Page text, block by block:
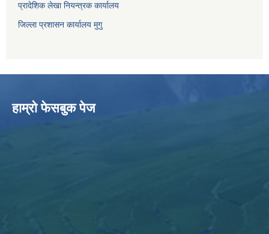
प्रादेशिक लेखा नियन्त्रक कार्यालय
जिल्ला प्रशासन कार्यालय मुगु
हाम्राे फेसबुक पेज